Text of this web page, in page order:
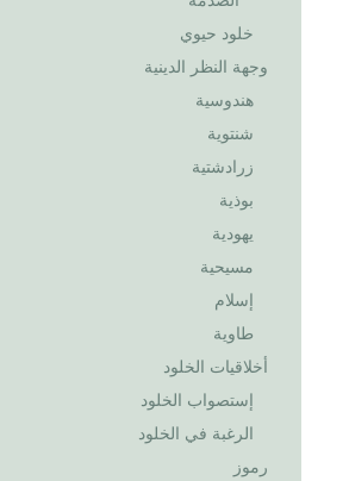
خلود حيوي
وجهة النظر الدينية
هندوسية
شنتوية
زرادشتية
بوذية
يهودية
مسيحية
إسلام
طاوية
أخلاقيات الخلود
إستصواب الخلود
الرغبة في الخلود
رموز